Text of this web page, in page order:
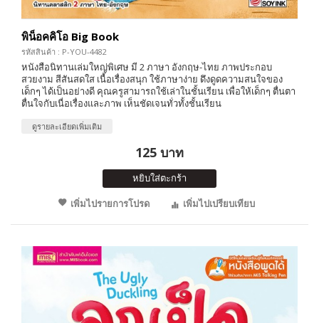
พิน็อคคิโอ Big Book
รหัสสินค้า : P-YOU-4482
หนังสือนิทานเล่มใหญ่พิเศษ มี 2 ภาษา อังกฤษ-ไทย ภาพประกอบ
สวยงาม สีสันสดใส เนื้อเรื่องสนุก ใช้ภาษาง่าย ดึงดูดความสนใจของ
เด็กๆ ได้เป็นอย่างดี คุณครูสามารถใช้เล่าในชั้นเรียน เพื่อให้เด็กๆ ตื่นตา
ตื่นใจกับเนื่อเรื่องและภาพ เห็นชัดเจนทั่วทั้งชั้นเรียน
ดูรายละเอียดเพิ่มเติม
125 บาท
หยิบใส่ตะกร้า
เพิ่มไปรายการโปรด
เพิ่มไปเปรียบเทียบ